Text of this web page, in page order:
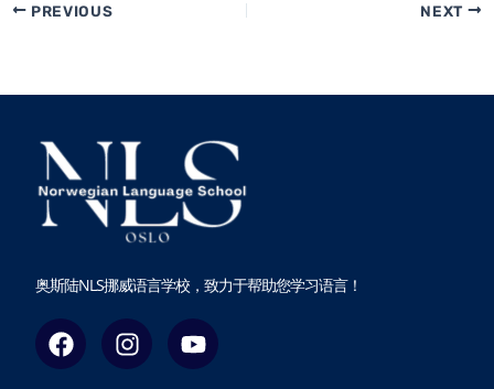
PREVIOUS NEXT
奥斯陆NLS挪威语言学校，致力于帮助您学习语言！
F
a
I
n
Y
o